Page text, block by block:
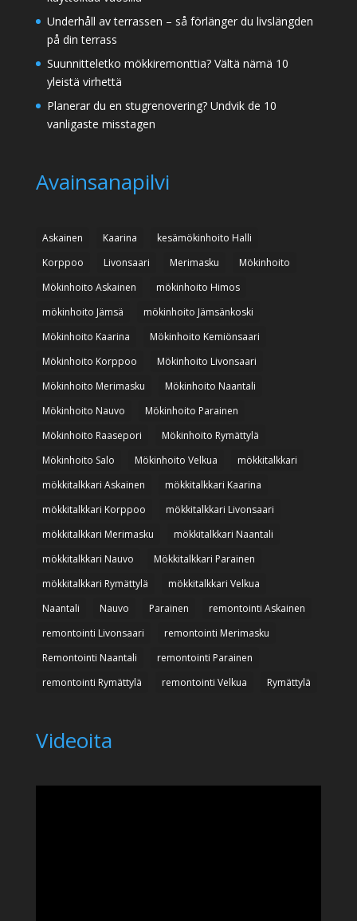
Underhåll av terrassen – så förlänger du livslängden
på din terrass
Suunnitteletko mökkiremonttia? Vältä nämä 10
yleistä virhettä
Planerar du en stugrenovering? Undvik de 10
vanligaste misstagen
Avainsanapilvi
Askainen Kaarina
kesämökinhoito Halli
Korppoo
Livonsaari Merimasku
Mökinhoito
Mökinhoito Askainen
mökinhoito Himos
mökinhoito Jämsä
mökinhoito Jämsänkoski
Mökinhoito Kaarina
Mökinhoito Kemiönsaari
Mökinhoito Korppoo
Mökinhoito Livonsaari
Mökinhoito Merimasku
Mökinhoito Naantali
Mökinhoito Nauvo
Mökinhoito Parainen
Mökinhoito Raasepori
Mökinhoito Rymättylä
Mökinhoito Salo
Mökinhoito Velkua
mökkitalkkari
mökkitalkkari Askainen
mökkitalkkari Kaarina
mökkitalkkari Korppoo
mökkitalkkari Livonsaari
mökkitalkkari Merimasku
mökkitalkkari Naantali
mökkitalkkari Nauvo
Mökkitalkkari Parainen
mökkitalkkari Rymättylä
mökkitalkkari Velkua
Naantali
Nauvo Parainen
remontointi Askainen
remontointi Livonsaari
remontointi Merimasku
Remontointi Naantali
remontointi Parainen
remontointi Rymättylä
remontointi Velkua Rymättylä
Videoita